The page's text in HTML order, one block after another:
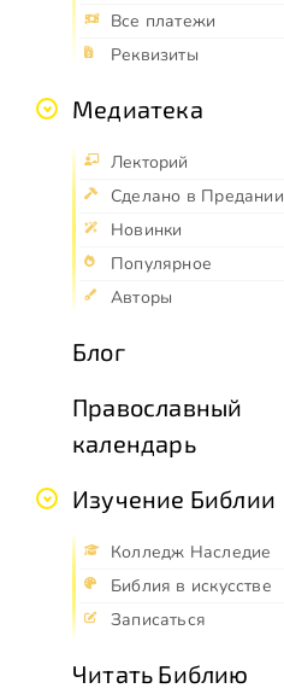
Все платежи
Реквизиты
Медиатека
Лекторий
Сделано в Предании
Новинки
Популярное
Авторы
Блог
Православный
календарь
Изучение Библии
Колледж Наследие
Библия в искусстве
Записаться
Читать Библию